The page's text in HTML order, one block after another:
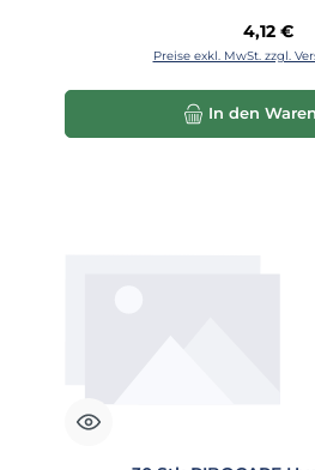
4,12 €
Preise exkl. MwSt. zzgl.
In den